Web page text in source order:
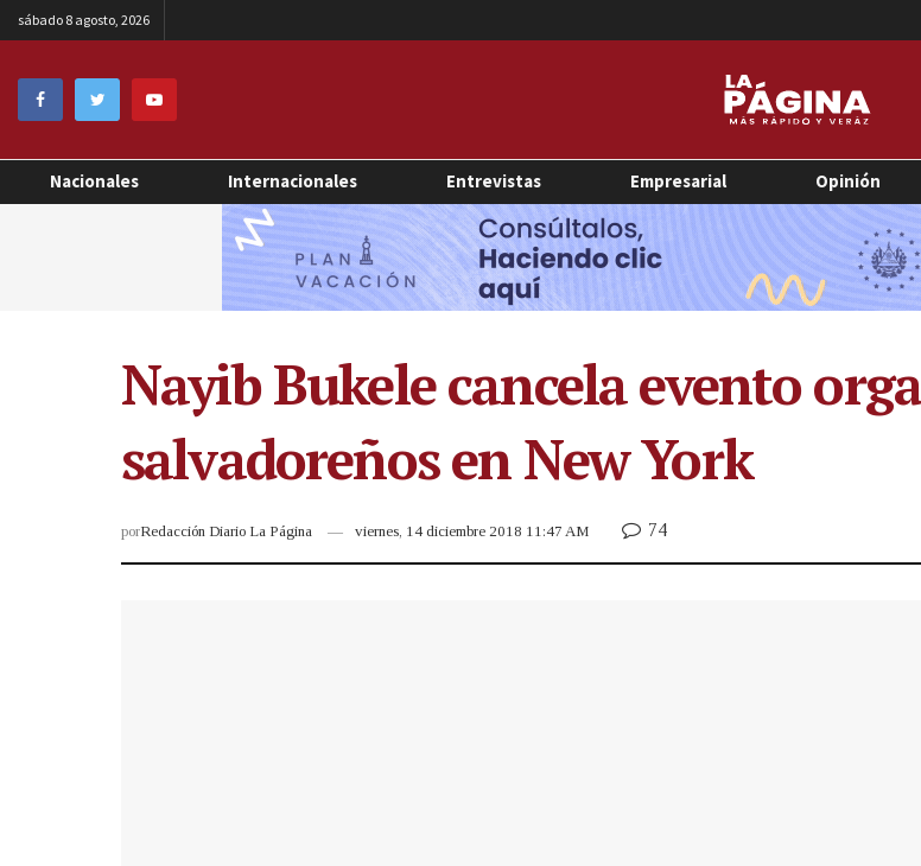
sábado 8 agosto, 2026
Nacionales Internacionales Entrevistas Empresarial Opinión
Nayib Bukele cancela evento
salvadoreños en New York
porRedacción Diario La Página viernes, 14 diciembre 2018 11:47 AM 74